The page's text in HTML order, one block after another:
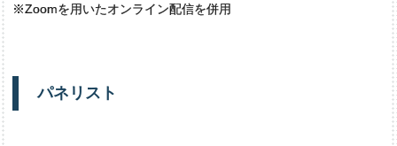
※Zoomを用いたオンライン配信を併用
パネリスト